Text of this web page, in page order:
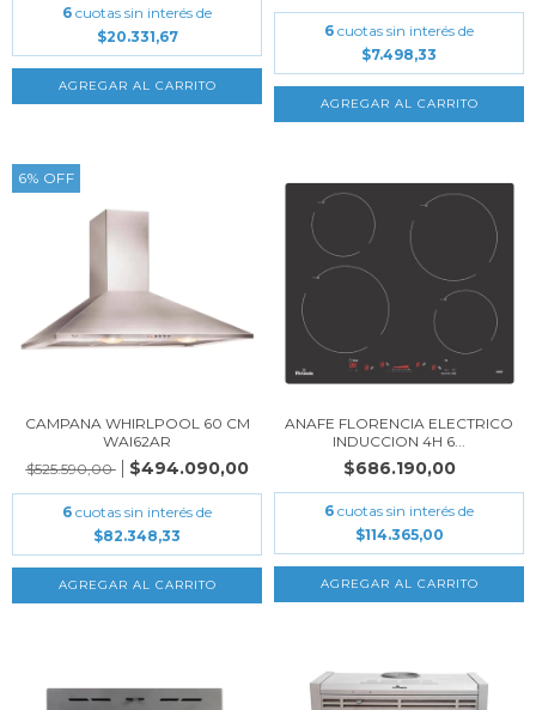
6 cuotas sin interés de
$20.331,67
6 cuotas sin interés de
$7.498,33
6% OFF
CAMPANA WHIRLPOOL 60 CM
WAI62AR
$525.590,00
$494.090,00
6 cuotas sin interés de
$82.348,33
ANAFE FLORENCIA ELECTRICO
INDUCCION 4H 6...
$686.190,00
6 cuotas sin interés de
$114.365,00